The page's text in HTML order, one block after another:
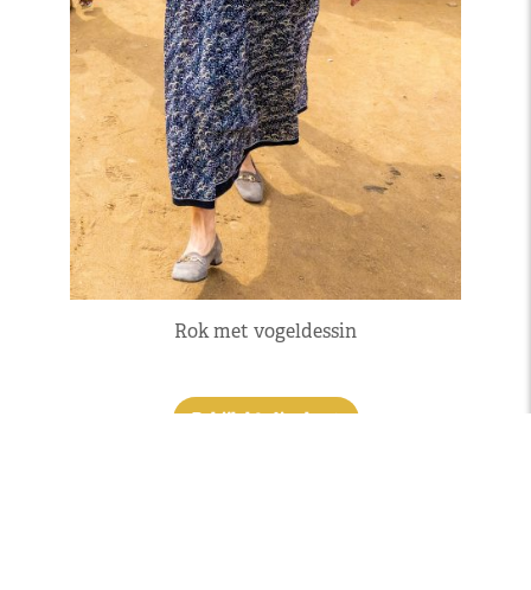
Rok met vogeldessin
Bekijk kledingkast